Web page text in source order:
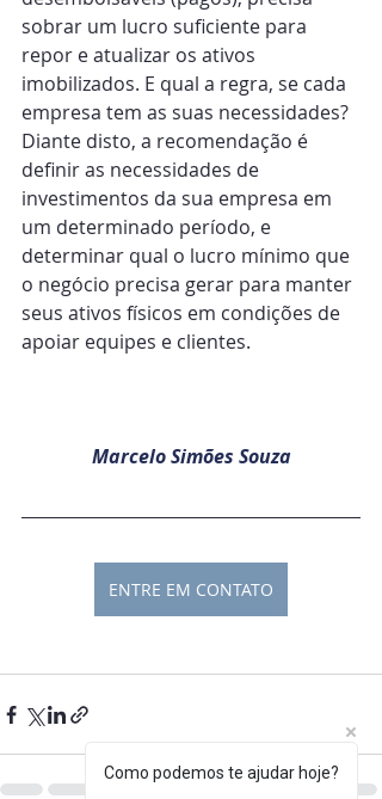
sobrar um lucro suficiente para
repor e atualizar os ativos
imobilizados. E qual a regra, se cada
empresa tem as suas necessidades?
Diante disto, a recomendação é
definir as necessidades de
investimentos da sua empresa em
um determinado período, e
determinar qual o lucro mínimo que
o negócio precisa gerar para manter
seus ativos físicos em condições de
apoiar equipes e clientes.
Marcelo Simões Souza
ENTRE EM CONTATO
Como podemos te ajudar hoje?